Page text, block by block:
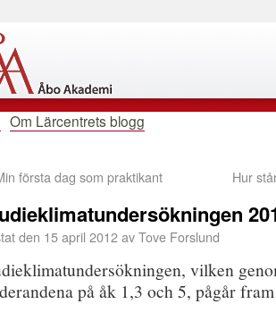
Om Lärcentrets blogg
första dag som praktikant Hur
den 15 april 2012avTove Forslund
vilken
på åk 1,3 och 5, pågår